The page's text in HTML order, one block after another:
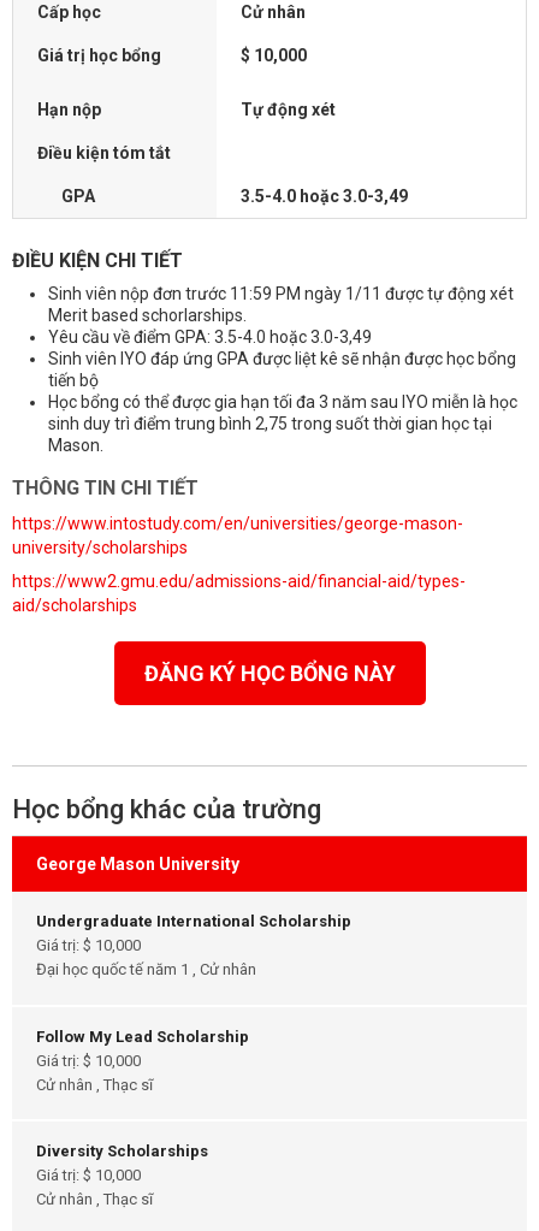
Cấp học Cử nhân
Giá trị học bổng $ 10,000
Hạn nộp Tự động xét
Điều kiện tóm tắt
GPA 3.5-4.0 hoặc 3.0-3,49
ĐIỀU KIỆN CHI TIẾT
Sinh viên nộp đơn trước 11:59 PM ngày 1/11 được tự động xét
Merit based schorlarships.
Yêu cầu về điểm GPA: 3.5-4.0 hoặc 3.0-3,49
Sinh viên IYO đáp ứng GPA được liệt kê sẽ nhận được học bổng
tiến bộ
Học bổng có thể được gia hạn tối đa 3 năm sau IYO miễn là học
sinh duy trì điểm trung bình 2,75 trong suốt thời gian học tại
Mason.
THÔNG TIN CHI TIẾT
https://www.intostudy.com/en/universities/george-mason-
university/scholarships
https://www2.gmu.edu/admissions-aid/financial-aid/types-
aid/scholarships
ĐĂNG KÝ HỌC BỔNG NÀY
Học bổng khác của trường
George Mason University
Undergraduate International Scholarship
Giá trị: $ 10,000
Đại học quốc tế năm 1 , Cử nhân
Follow My Lead Scholarship
Giá trị: $ 10,000
Cử nhân , Thạc sĩ
Diversity Scholarships
Giá trị: $ 10,000
Cử nhân , Thạc sĩ